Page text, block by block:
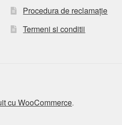
Procedura de reclamație
Termeni si conditii
cu WooCommerce.